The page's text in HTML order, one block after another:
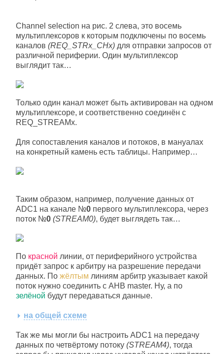
Channel selection на рис. 2 слева, это восемь
мультиплексоров к которым подключены по восемь
каналов (REQ_STRx_CHх) для отправки запросов от
различной периферии. Один мультиплексор
выглядит так…
Только один канал может быть активирован на одном
мультиплексоре, и соответственно соединён с
REQ_STREAMx.
Для сопоставления каналов и потоков, в мануалах
на конкретный камень есть таблицы. Например…
Таким образом, например, получение данных от
ADC1 на канале №0 первого мультиплексора, через
поток №0 (STREAM0), будет выглядеть так…
По красной линии, от периферийного устройства
придёт запрос к арбитру на разрешение передачи
данных. По жёлтым линиям арбитр указывает какой
поток нужно соединить с AHB master. Ну, а по
зелёной будут передаваться данные.
на общей схеме
Так же мы могли бы настроить ADC1 на передачу
данных по четвёртому потоку (STREAM4), тогда